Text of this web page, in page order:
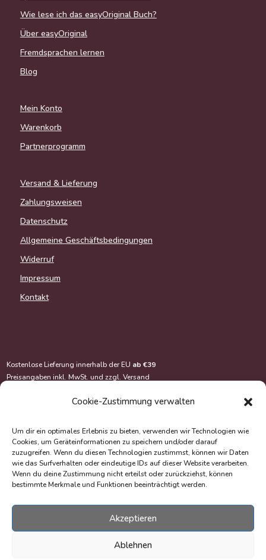
Cookie-Zustimmung verwalten
Um dir ein optimales Erlebnis zu bieten, verwenden wir Technologien wie
Cookies, um Geräteinformationen zu speichern und/oder darauf
zuzugreifen. Wenn du diesen Technologien zustimmst, können wir Daten
wie das Surfverhalten oder eindeutige IDs auf dieser Website verarbeiten.
Wenn du deine Zustimmung nicht erteilst oder zurückziehst, können
bestimmte Merkmale und Funktionen beeinträchtigt werden.
Akzeptieren
Ablehnen
Wie lese ich das easyOriginal Buch?
Über easyOriginal
Fremdsprachen lernen
Blog
Mein Konto
Warenkorb
Partnerprogramm
Versand & Lieferung
Zahlungsweisen
Datenschutz
Allgemeine Geschäftsbedingungen
Widerruf
Impressum
Kontakt
Kostenlose Lieferung innerhalb der EU ab €39
Preisangaben inkl. MwSt. und zzgl.Versand
© Copyright 2020-2026 EasyOriginal Verlag e.U.
Webdesign & Webentwicklung – Multimediana